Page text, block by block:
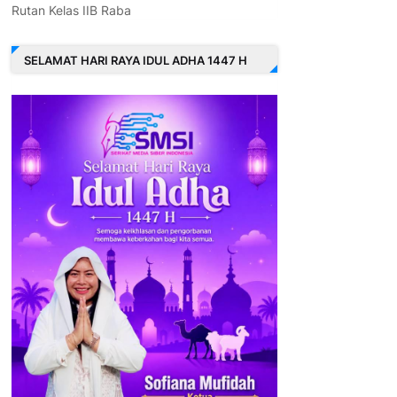
Rutan Kelas IIB Raba
SELAMAT HARI RAYA IDUL ADHA 1447 H